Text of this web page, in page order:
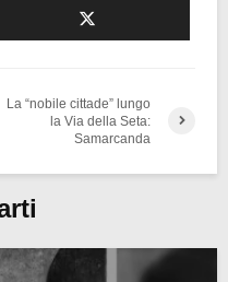
La “nobile cittade” lungo
la Via della Seta:
Samarcanda